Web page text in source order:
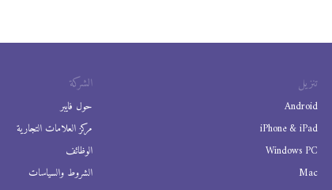
الشركة
حول فايبر
مركز العلامات التجارية
الوظائف
الشروط والسياسات
تنزيل
Android
iPhone & iPad
Windows PC
Mac